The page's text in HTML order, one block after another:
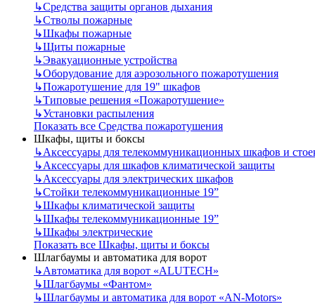
↳Средства защиты органов дыхания
↳Стволы пожарные
↳Шкафы пожарные
↳Щиты пожарные
↳Эвакуационные устройства
↳Оборудование для аэрозольного пожаротушения
↳Пожаротушение для 19" шкафов
↳Типовые решения «Пожаротушение»
↳Установки распыления
Показать все Средства пожаротушения
Шкафы, щиты и боксы
↳Аксессуары для телекоммуникационных шкафов и
↳Аксессуары для шкафов климатической защиты
↳Аксессуары для электрических шкафов
↳Стойки телекоммуникационные 19”
↳Шкафы климатической защиты
↳Шкафы телекоммуникационные 19”
↳Шкафы электрические
Показать все Шкафы, щиты и боксы
Шлагбаумы и автоматика для ворот
↳Автоматика для ворот «ALUTECH»
↳Шлагбаумы «Фантом»
↳Шлагбаумы и автоматика для ворот «AN-Motors»